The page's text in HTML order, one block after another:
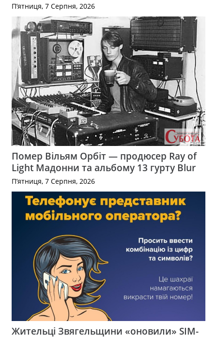
П’ятниця, 7 Серпня, 2026
Помер Вільям Орбіт — продюсер Ray of
Light Мадонни та альбому 13 гурту Blur
П’ятниця, 7 Серпня, 2026
Жительці Звягельщини «оновили» SIM-